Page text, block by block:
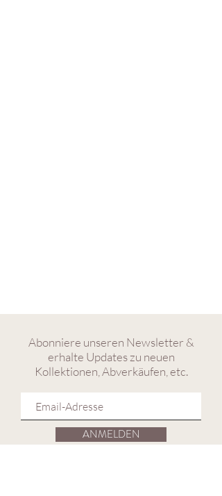
Abonniere unseren Newsletter &
erhalte Updates zu neuen
Kollektionen, Abverkäufen, etc.
ANMELDEN